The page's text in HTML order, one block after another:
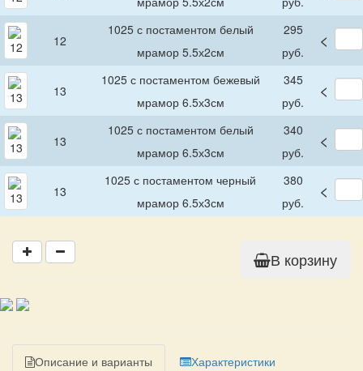
12
1025 с постаментом белый
мрамор 5.5х2см
295
руб.
<
13
1025 с постаментом бежевый
мрамор 6.5х3см
345
руб.
<
13
1025 с постаментом белый
мрамор 6.5х3см
340
руб.
<
13
1025 с постаментом черный
мрамор 6.5х3см
380
руб.
<
В корзину
Описание и варианты Характеристики